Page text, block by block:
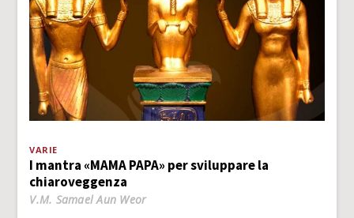
VARIE
I mantra «MAMA PAPA» per sviluppare la
chiaroveggenza
V.M. Samael Aun Weor